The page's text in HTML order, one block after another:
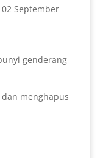
September
genderang
menghapus